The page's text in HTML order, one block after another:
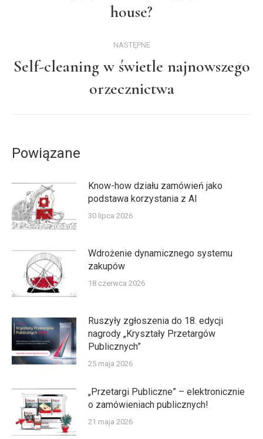
house?
NASTĘPNE
Następny
wpis:
Self-cleaning w świetle najnowszego
orzecznictwa
Powiązane
Know-how działu zamówień jako
podstawa korzystania z AI
30 lipca 2026
Wdrożenie dynamicznego systemu
zakupów
18 czerwca 2026
Ruszyły zgłoszenia do 18. edycji
nagrody „Kryształy Przetargów
Publicznych”
25 maja 2026
„Przetargi Publiczne” – elektronicznie
o zamówieniach publicznych!
21 maja 2026